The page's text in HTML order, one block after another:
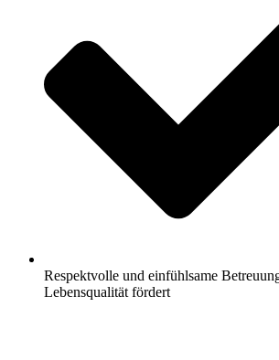
Respektvolle und einfühlsame
Lebensqualität fördert